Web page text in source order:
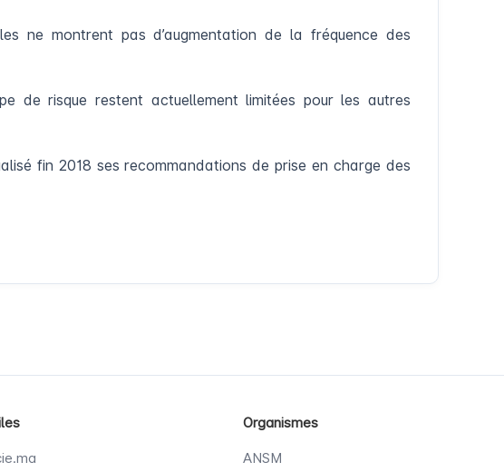
ne montrent pas d’augmentation de la fréquence des
de risque restent actuellement limitées pour les autres
fin 2018 ses recommandations de prise en charge des
Organismes
ANSM